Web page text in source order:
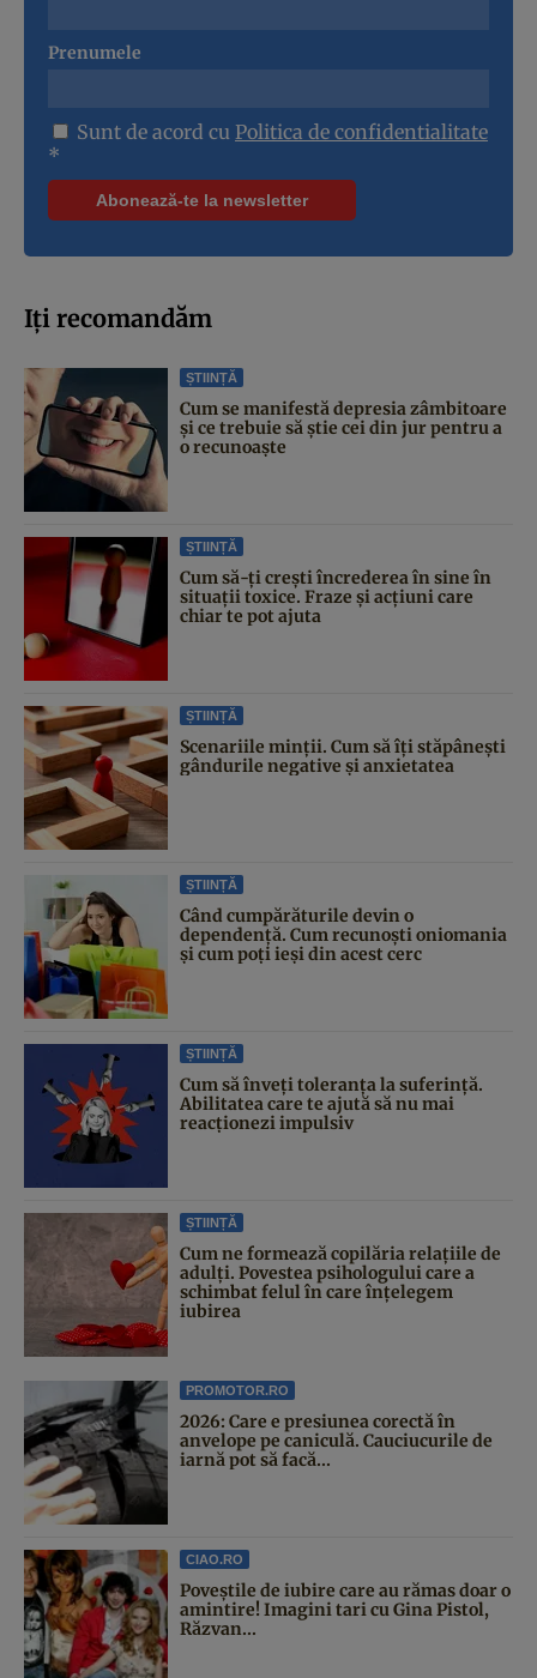
Prenumele
Sunt de acord cu Politica de confidentialitate
*
Iți recomandăm
ȘTIINȚĂ
Cum se manifestă depresia zâmbitoare
și ce trebuie să știe cei din jur pentru a
o recunoaște
ȘTIINȚĂ
Cum să-ți crești încrederea în sine în
situații toxice. Fraze și acțiuni care
chiar te pot ajuta
ȘTIINȚĂ
Scenariile minții. Cum să îți stăpânești
gândurile negative și anxietatea
ȘTIINȚĂ
Când cumpărăturile devin o
dependență. Cum recunoști oniomania
și cum poți ieși din acest cerc
ȘTIINȚĂ
Cum să înveți toleranța la suferință.
Abilitatea care te ajută să nu mai
reacționezi impulsiv
ȘTIINȚĂ
Cum ne formează copilăria relațiile de
adulți. Povestea psihologului care a
schimbat felul în care înțelegem
iubirea
PROMOTOR.RO
2026: Care e presiunea corectă în
anvelope pe caniculă. Cauciucurile de
iarnă pot să facă...
CIAO.RO
Poveştile de iubire care au rămas doar o
amintire! Imagini tari cu Gina Pistol,
Răzvan...